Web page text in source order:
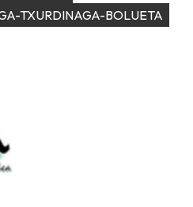
TXURDINAGA-BOLUETA